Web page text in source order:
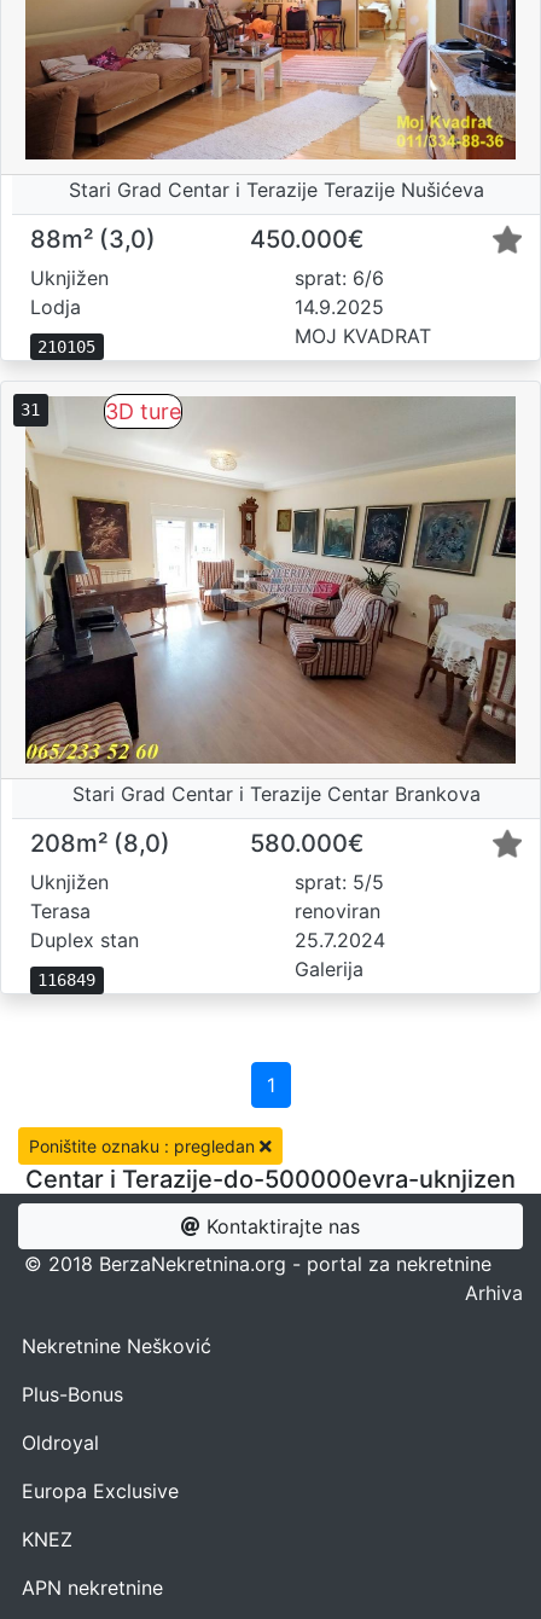
Stari Grad Centar i Terazije Terazije Nušićeva
88m² (3,0) 450.000€
Uknjižen
Lodja
210105
sprat: 6/6
14.9.2025
MOJ KVADRAT
31 3D ture
Stari Grad Centar i Terazije Centar Brankova
208m² (8,0) 580.000€
Uknjižen
Terasa
Duplex stan
116849
sprat: 5/5
renoviran
25.7.2024
Galerija
1
Poništite oznaku : pregledan
Centar i Terazije-do-500000evra-uknjizen
Kontaktirajte nas
© 2018 BerzaNekretnina.org - portal za nekretnine
Arhiva
Nekretnine Nešković
Plus-Bonus
Oldroyal
Europa Exclusive
KNEZ
APN nekretnine